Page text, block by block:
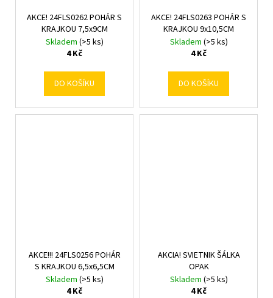
AKCE! 24FLS0262 POHÁR S
KRAJKOU 7,5x9CM
Skladem (>5 ks)
4 Kč
DO KOŠÍKU
AKCE! 24FLS0263 POHÁR S
KRAJKOU 9x10,5CM
Skladem (>5 ks)
4 Kč
DO KOŠÍKU
AKCE!!! 24FLS0256 POHÁR
S KRAJKOU 6,5x6,5CM
Skladem (>5 ks)
4 Kč
AKCIA! SVIETNIK ŠÁLKA
OPAK
Skladem (>5 ks)
4 Kč